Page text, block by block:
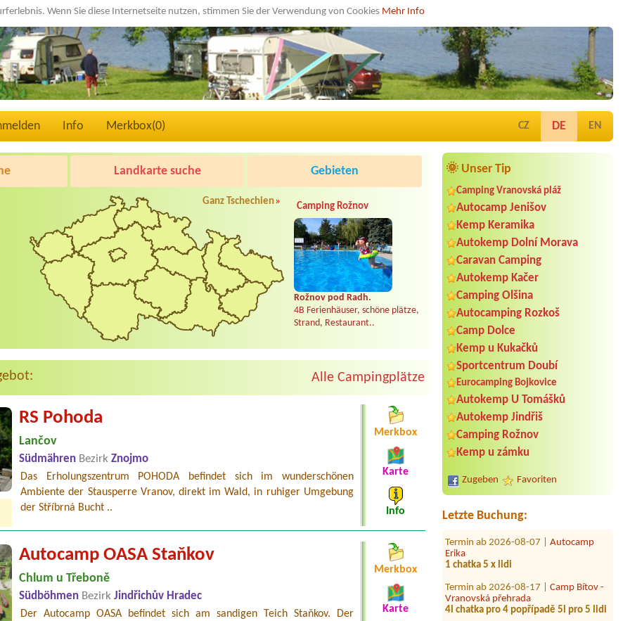
Wenn Sie diese Internetseite nutzen, stimmen Sie der Verwendung von Cookies Mehr Info
Info Merkbox(0) CZ DE EN
🌞 Unser Tip
Camping Vranovská pláž
Autocamp Jenišov
Kemp Keramika
Autokemp Dolní Morava
Caravan Camping
Autokemp Kačer
Camping Olšina
Autocamping Rozkoš
Camp Dolce
Kemp u Kukačků
Sportcentrum Doubí
Eurocamping Bojkovice
Autokemp U Tomášků
Autokemp Jindřiš
Camping Rožnov
Kemp u zámku
Zugeben Favoriten
Letzte Buchung:
Termin ab 2026-08-24 |
osada Olešná
Termin ab 2026-08-06 |EUROCAMP
BARBORA
3 místa 3 stany
Erika
1 chatka 5 x lidi
Vranovská přehrada
4l chatka pro 4 popřípadě 5l pro 5 lidi
Landkarte suche Gebieten
Ganz Tschechien» Camping Rožnov
Rožnov pod Radh.
4B Ferienhäuser, schöne plätze,
Strand, Restaurant..
Alle Campingplätze
RS Pohoda
Lančov
Südmähren Bezirk Znojmo
Das Erholungszentrum POHODA befindet sich im wunderschönen
Ambiente der Stausperre Vranov, direkt im Wald, in ruhiger Umgebung
der Stříbrná Bucht ..
Merkbox
Karte
Info
Autocamp OASA Staňkov
Chlum u Třeboně
Südböhmen Bezirk Jindřichův Hradec
Der Autocamp OASA befindet sich am sandigen Teich Staňkov. Der
Merkbox
Karte